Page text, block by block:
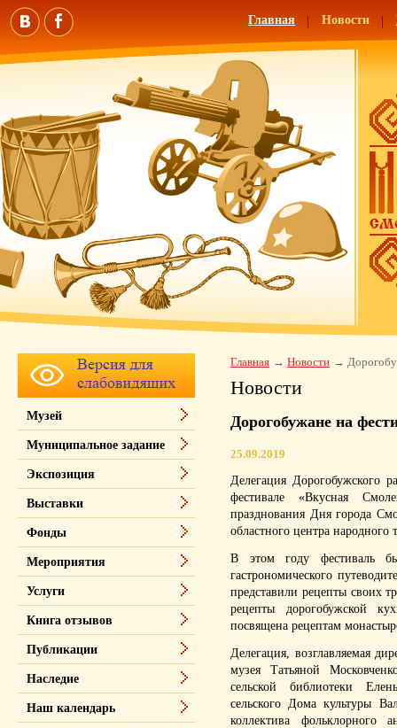
Главная Новости
Главная Новости
Новости
Дорогобужане на
25.09.2019
Делегация Дорогобужского
фестивале «Вкусная
празднования Дня города
областного центра народного
В этом году фестиваль
гастроно­мического
представили рецепты своих
рецепты доро­гобужской
посвящена рецептам
Делегация, возглавляемая
музея Татьяной
сельской библиотеки
сельского Дома культуры
коллектива
Музей
Муниципальное задание
Экспозиция
Выставки
Фонды
Мероприятия
Услуги
Книга отзывов
Публикации
Наследие
Наш календарь